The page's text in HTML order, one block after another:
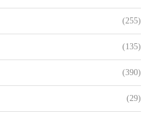
(255)
(135)
(390)
(29)